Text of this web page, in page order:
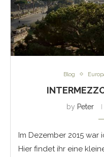
Blog
by Peter
Im Dezember 2015 war
Hier findet ihr eine